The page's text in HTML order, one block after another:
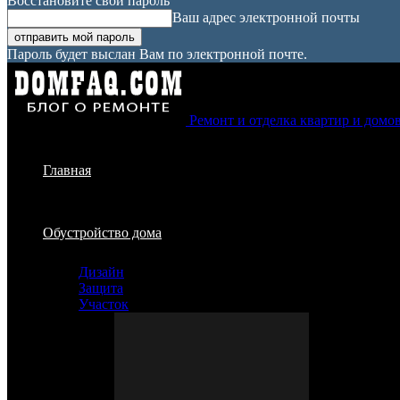
Ваш адрес электронной почты
Пароль будет выслан Вам по электронной почте.
Ремонт и отделка квартир и
Главная
Обустройство дома
Дизайн
Защита
Участок